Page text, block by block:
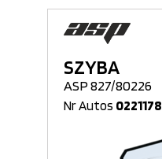
SZYBA
ASP 827/80226
Nr Autos 0221178